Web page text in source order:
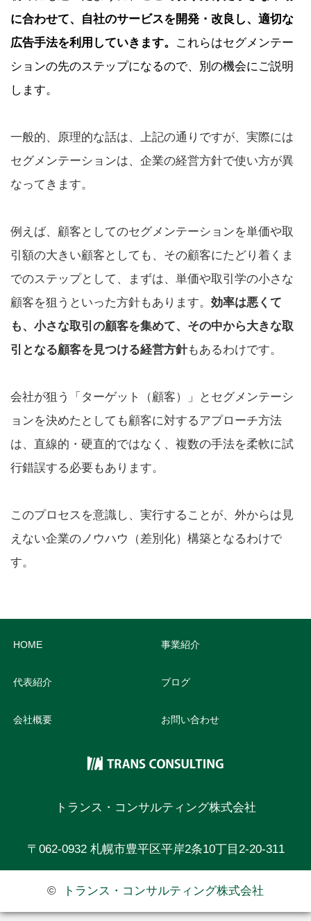
に合わせて、自社のサービスを開発・改良し、適切な
広告手法を利用していきます。
これらはセグメンテー
ションの先のステップになるので、別の機会にご説明
します。
一般的、原理的な話は、上記の通りですが、実際には
セグメンテーションは、企業の経営方針で使い方が異
なってきます。
例えば、顧客としてのセグメンテーションを単価や取
引額の大きい顧客としても、その顧客にたどり着くま
でのステップとして、まずは、単価や取引学の小さな
顧客を狙うといった方針もあります。 効率は悪くて
も、小さな取引の顧客を集めて、その中から大きな取
引となる顧客を見つける経営方針もあるわけです。
会社が狙う「ターゲット（顧客）」とセグメンテーシ
ョンを決めたとしても顧客に対するアプローチ方法
は、直線的・硬直的ではなく、複数の手法を柔軟に試
行錯誤する必要もあります。
このプロセスを意識し、実行することが、外からは見
えない企業のノウハウ（差別化）構築となるわけで
す。
HOME 事業紹介
代表紹介 ブログ
会社概要 お問い合わせ
トランス・コンサルティング株式会社
〒062-0932 札幌市豊平区平岸2条10丁目2-20-311
© トランス・コンサルティング株式会社